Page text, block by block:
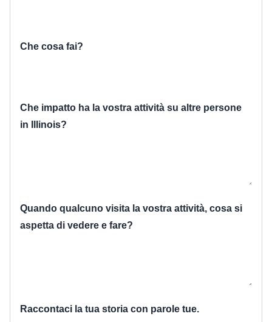
Che cosa fai?
Che impatto ha la vostra attività su altre persone
in Illinois?
Quando qualcuno visita la vostra attività, cosa si
aspetta di vedere e fare?
Raccontaci la tua storia con parole tue.